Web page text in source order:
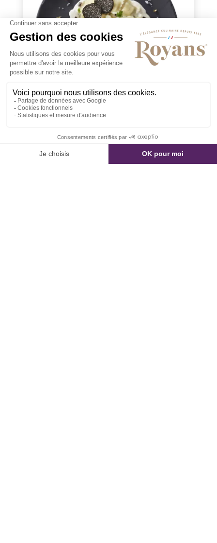
ROYANS SERA AU SALON DU
SIRHA 2025
Royans sera au SIRHA avec des recettes
aussi faciles que surprenantes …Nos
produits d’excellence sont le fruit de 90